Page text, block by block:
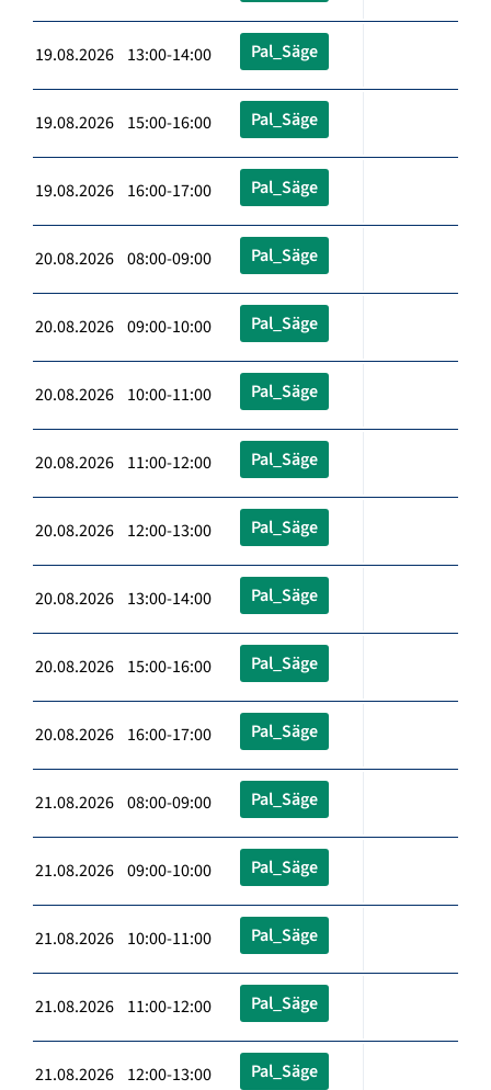
19.08.2026 13:00-14:00 Pal_Säge
19.08.2026 15:00-16:00 Pal_Säge
19.08.2026 16:00-17:00 Pal_Säge
20.08.2026 08:00-09:00 Pal_Säge
20.08.2026 09:00-10:00 Pal_Säge
20.08.2026 10:00-11:00 Pal_Säge
20.08.2026 11:00-12:00 Pal_Säge
20.08.2026 12:00-13:00 Pal_Säge
20.08.2026 13:00-14:00 Pal_Säge
20.08.2026 15:00-16:00 Pal_Säge
20.08.2026 16:00-17:00 Pal_Säge
21.08.2026 08:00-09:00 Pal_Säge
21.08.2026 09:00-10:00 Pal_Säge
21.08.2026 10:00-11:00 Pal_Säge
21.08.2026 11:00-12:00 Pal_Säge
21.08.2026 12:00-13:00 Pal_Säge